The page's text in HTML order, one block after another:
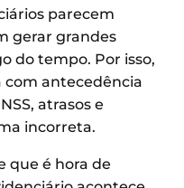
parecem
gerar grandes
do tempo. Por isso,
com antecedência
atrasos e
incorreta.
que é hora de